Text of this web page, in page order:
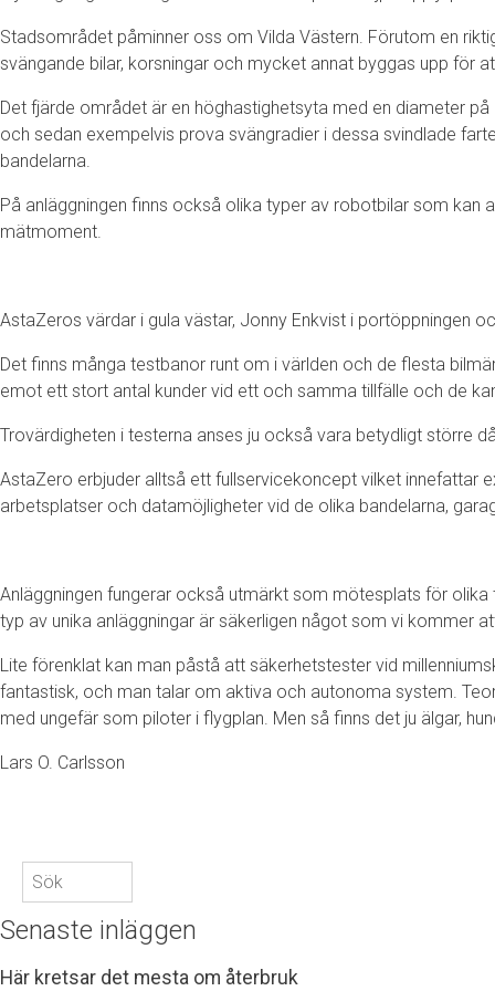
Stadsområdet påminner oss om Vilda Västern. Förutom en
svängande bilar, korsningar och mycket annat byggas upp för
Det fjärde området är en höghastighetsyta med en diameter
och sedan exempelvis prova svängradier i dessa svindlade
bandelarna.
På anläggningen finns också olika typer av robotbilar som kan
mätmoment.
AstaZeros värdar i gula västar, Jonny Enkvist i portöppningen
Det finns många testbanor runt om i världen och de flesta
emot ett stort antal kunder vid ett och samma tillfälle och de
Trovärdigheten i testerna anses ju också vara betydligt större
AstaZero erbjuder alltså ett fullservicekoncept vilket innefattar
arbetsplatser och datamöjligheter vid de olika bandelarna,
Anläggningen fungerar också utmärkt som mötesplats för
typ av unika anläggningar är säkerligen något som vi kommer
Lite förenklat kan man påstå att säkerhetstester vid
fantastisk, och man talar om aktiva och autonoma system.
med ungefär som piloter i flygplan. Men så finns det ju älgar,
Lars O. Carlsson
Sök
efter:
Senaste inläggen
Här kretsar det mesta om återbruk